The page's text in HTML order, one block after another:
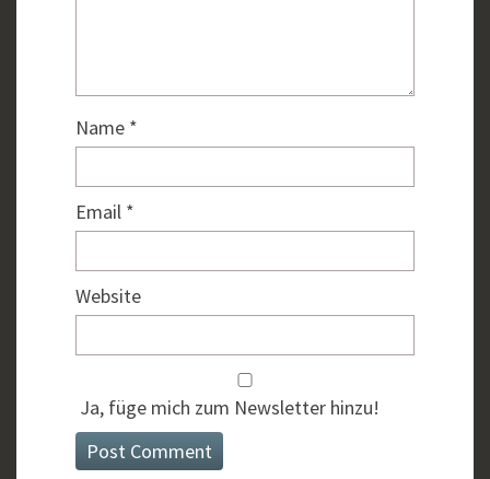
Name *
Email *
Website
Ja, füge mich zum Newsletter hinzu!